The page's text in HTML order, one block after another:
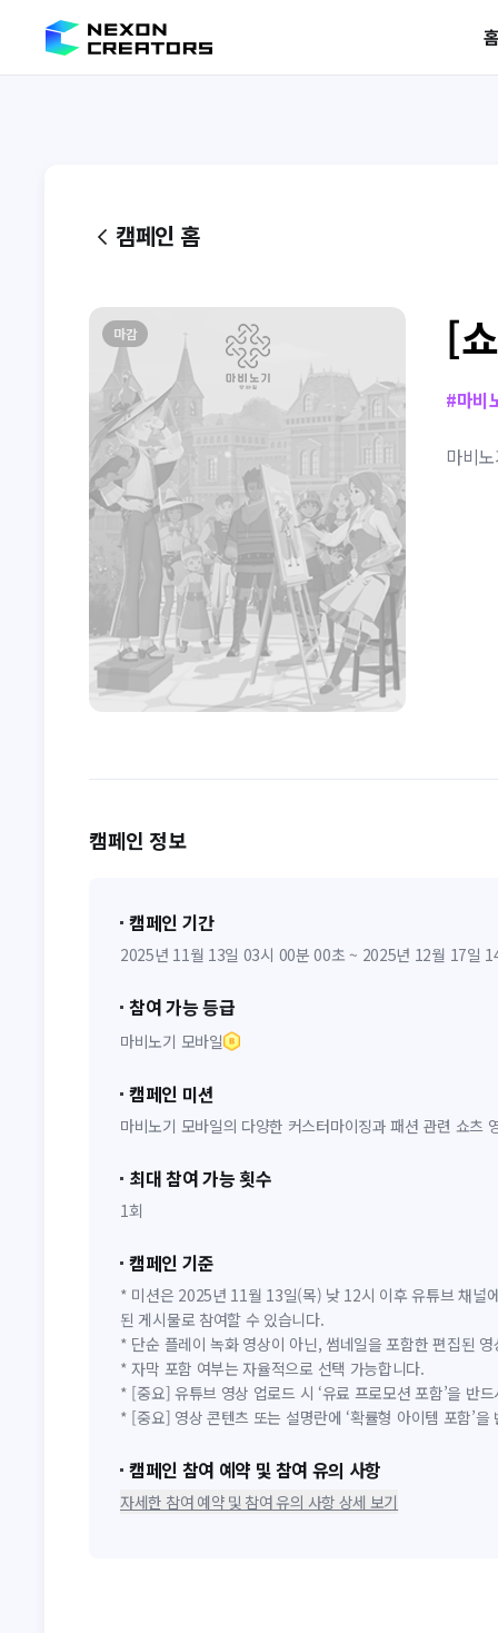
캠페인 홈
마감 [
#마비
마비
캠페인 정보
캠페인 기간
2025년 11월 13일 03시 00분 00초 ~ 2025년 12월 17일
참여 가능 등급
마비노기 모바일
캠페인 미션
마비노기 모바일의 다양한 커스터마이징과 패션 관련 쇼츠
최대 참여 가능 횟수
1회
캠페인 기준
* 미션은 2025년 11월 13일(목) 낮 12시 이후 유튜브 채널
된 게시물로 참여할 수 있습니다.
* 단순 플레이 녹화 영상이 아닌, 썸네일을 포함한 편집된
* 자막 포함 여부는 자율적으로 선택 가능합니다.
* [중요] 유튜브 영상 업로드 시 ‘유료 프로모션 포함’을 반
* [중요] 영상 콘텐츠 또는 설명란에 ‘확률형 아이템 포함’을
캠페인 참여 예약 및 참여 유의 사항
자세한 참여 예약 및 참여 유의 사항 상세 보기